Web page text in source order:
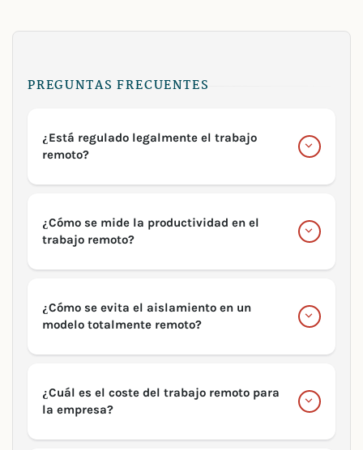
PREGUNTAS FRECUENTES
¿Está regulado legalmente el trabajo
remoto?
¿Cómo se mide la productividad en el
trabajo remoto?
¿Cómo se evita el aislamiento en un
modelo totalmente remoto?
¿Cuál es el coste del trabajo remoto para
la empresa?